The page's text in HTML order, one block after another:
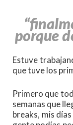
porque
Estuve
que tuve los
Primero que
semanas que
breaks, mis